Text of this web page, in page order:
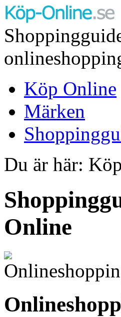
Köp Online
Märken
Du är här:
Online